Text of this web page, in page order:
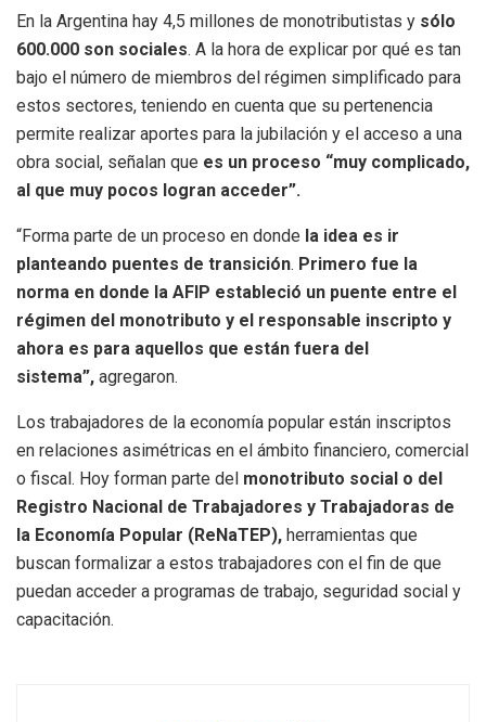
En la Argentina hay 4,5 millones de monotributistas y sólo
600.000 son sociales. A la hora de explicar por qué es tan
bajo el número de miembros del régimen simplificado para
estos sectores, teniendo en cuenta que su pertenencia
permite realizar aportes para la jubilación y el acceso a una
obra social, señalan que es un proceso “muy complicado,
al que muy pocos logran acceder”.
“Forma parte de un proceso en donde la idea es ir
planteando puentes de transición. Primero fue la
norma en donde la AFIP estableció un puente entre el
régimen del monotributo y el responsable inscripto y
ahora es para aquellos que están fuera del
sistema”, agregaron.
Los trabajadores de la economía popular están inscriptos
en relaciones asimétricas en el ámbito financiero, comercial
o fiscal. Hoy forman parte del monotributo social o del
Registro Nacional de Trabajadores y Trabajadoras de
la Economía Popular (ReNaTEP), herramientas que
buscan formalizar a estos trabajadores con el fin de que
puedan acceder a programas de trabajo, seguridad social y
capacitación.